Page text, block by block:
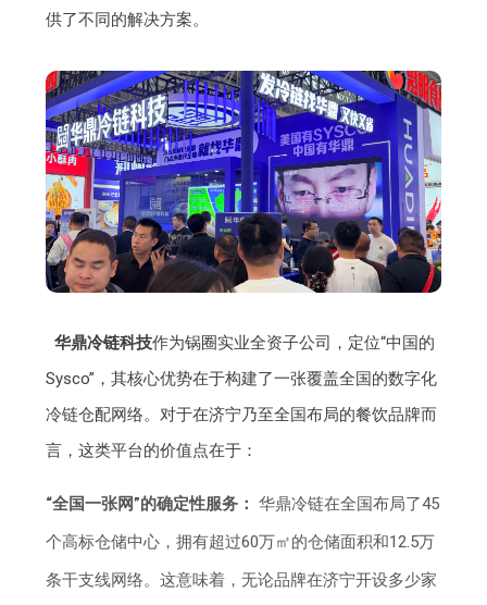
供了不同的解决方案。
华鼎冷链科技作为锅圈实业全资子公司，定位“中国的
Sysco”，其核心优势在于构建了一张覆盖全国的数字化
冷链仓配网络。对于在济宁乃至全国布局的餐饮品牌而
言，这类平台的价值点在于：
“全国一张网”的确定性服务： 华鼎冷链在全国布局了45
个高标仓储中心，拥有超过60万㎡的仓储面积和12.5万
条干支线网络。这意味着，无论品牌在济宁开设多少家